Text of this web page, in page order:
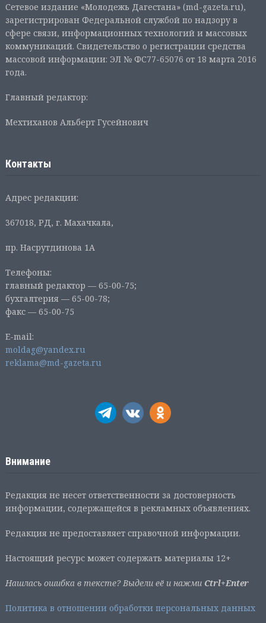
Сетевое издание «Молодежь Дагестана» (md-gazeta.ru),
зарегистрирован Федеральной службой по надзору в
сфере связи, информационных технологий и массовых
коммуникаций. Свидетельство о регистрации средства
массовой информации: ЭЛ № ФС77-65076 от 18 марта 2016
года.
Главный редактор:
Мехтиханов Альберт Гусейнович
Контакты
Адрес редакции:
367018, РД, г. Махачкала,
пр. Насрутдинова 1А
Телефоны:
главный редактор — 65-00-75;
бухгалтерия — 65-00-78;
факс — 65-00-75
E-mail:
moldag@yandex.ru
reklama@md-gazeta.ru
Внимание
Редакция не несет ответственности за достоверность
информации, содержащейся в рекламных объявлениях.
Редакция не предоставляет справочной информации.
Настоящий ресурс может содержать материалы 12+
Нашлась ошибка в тексте? Выдели её и нажми Ctrl+Enter
Политика в отношении обработки персональных данных